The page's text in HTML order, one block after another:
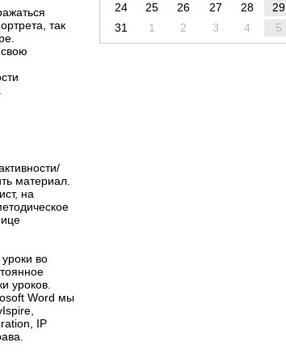
так
материал.
на
во
уроков.
Word мы
IP
24
25 26 27 28 29
31
1 2 3 4 5